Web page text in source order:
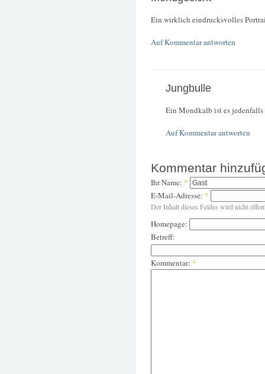
Ein wirklich eindrucksvolles
Auf Kommentar antworten
Jungbulle
Ein Mondkalb ist es
Auf Kommentar antworten
Kommentar
Ihr Name: *
E-Mail-Adresse: *
Der Inhalt dieses Feldes wird nicht
Homepage:
Betreff:
Kommentar: *